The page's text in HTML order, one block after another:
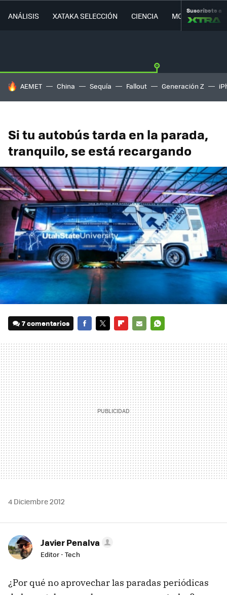
ANÁLISIS XATAKA SELECCIÓN CIENCIA MOVILIDAD
Suscríbete a
HOY SE HABLA DE
AEMET China Sequía Fallout Generación Z
Si tu autobús tarda en la parada,
tranquilo, se está recargando
7 comentarios
MAIL
4 Diciembre 2012
Javier Penalva
Editor - Tech
¿Por qué no aprovechar las paradas periódicas